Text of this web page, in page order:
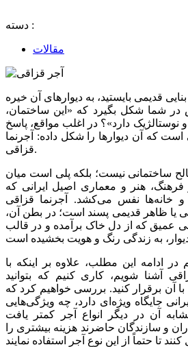
دسته :
مقالات
بنایی قدیمی بایستید، به دیوارهای آن خیره
در شما شکل بگیرد که «این ساختمان،
دارد»؟ در اغلب مواقع، پاسخ
است که آن دیوارها را شکل داده: آجرنما
قزاقی.
ساختمانی نیست؛ بلکه پلی است میان
فرهنگ، هنر و معماری اصیل ایرانی که
و خانه‌ها نفس می‌کشد. آجرنما قزاقی
یا ظاهر قدیمی پسند است؛ در بطن آن،
عمیق که از دل خاک برآمده و در قالب
ادامه این مطلب، علاوه بر اینکه با
آشنا شویم، کاری کنیم که بتوانید
آن برقرار کنید. بررسی خواهیم کرد که
جایگاه ویژه‌ای دارد، چه ویژگی‌هایی
آن در دیگر انواع آجر کمتر یافت
و سازندگان حاضرند هزینه بیشتری را